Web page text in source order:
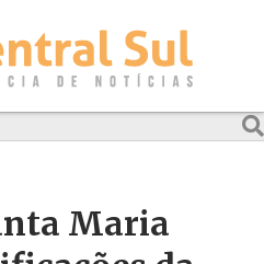
Maria